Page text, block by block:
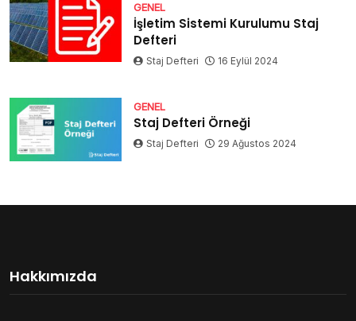
GENEL
İşletim Sistemi Kurulumu Staj
Defteri
Staj Defteri 16 Eylül 2024
GENEL
Staj Defteri Örneği
Staj Defteri 29 Ağustos 2024
Hakkımızda